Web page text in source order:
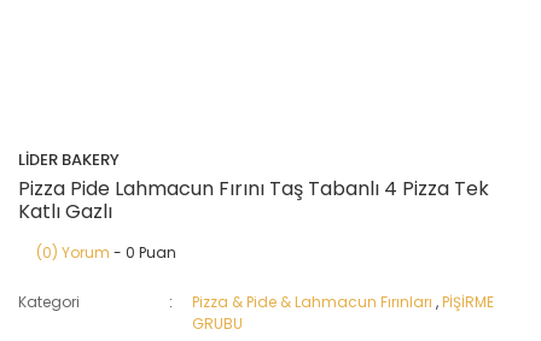
LİDER BAKERY
Pizza Pide Lahmacun Fırını Taş Tabanlı 4 Pizza Tek
Katlı Gazlı
(0) Yorum - 0 Puan
Kategori Pizza & Pide & Lahmacun Fırınları ,PİŞİRME
GRUBU